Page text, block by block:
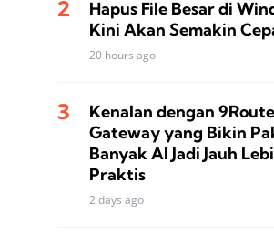
Hapus File Besar di
Kini Akan Semakin
20 hours ago
Kenalan dengan
Gateway yang Bikin
Banyak AI Jadi Jauh
Praktis
2 days ago